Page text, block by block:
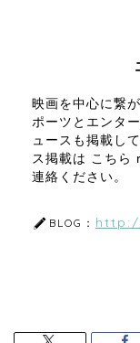
映画を中心に繋
ポーツとエンタ
ュースも掲載し
ス掲載は こち
連絡ください。
BLOG：